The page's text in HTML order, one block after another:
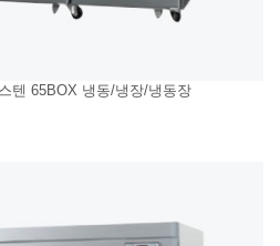
텐 65BOX 냉동/냉장/냉동장